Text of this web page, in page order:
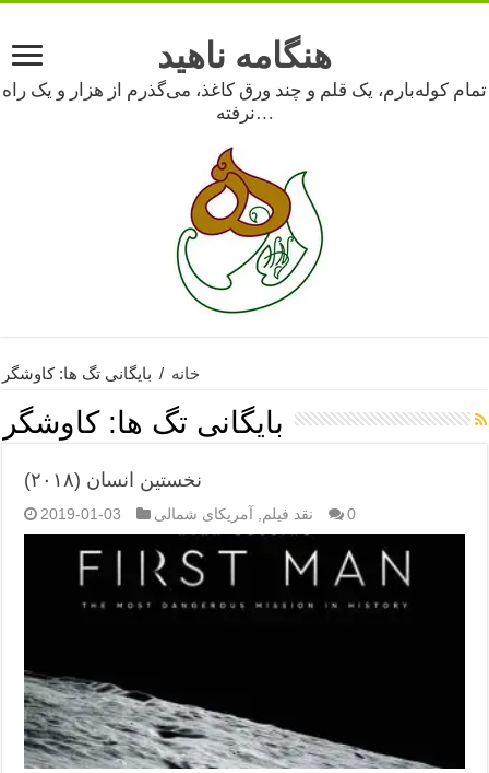
هنگامه ناهید
تمام کوله‌بارم، یک قلم و چند ورق کاغذ، می‌گذرم از هزار و یک راه
نرفته…
خانه / بایگانی تگ ها: کاوشگر
بایگانی تگ ها:کاوشگر
نخستین انسان (۲۰۱۸)
2019-01-03 نقد فیلم آمریکای شمالی 0